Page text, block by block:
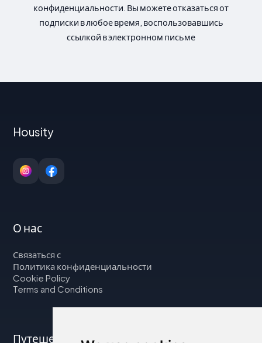
конфиденциальности. Вы можете отказаться от
подписки в любое время, воспользовавшись
ссылкой в электронном письме
Housity
О нас
Связаться с
Политика конфиденциальности
Cookie Policy
Terms and Conditions
Путешествуйте с нами